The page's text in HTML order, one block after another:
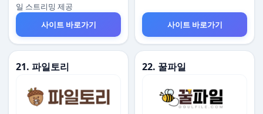
일 스트리밍 제공
사이트 바로가기
사이트 바로가기
21. 파일토리 22. 꿀파일